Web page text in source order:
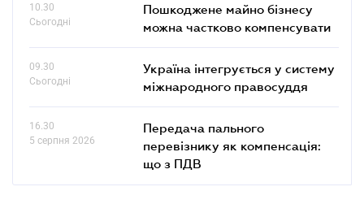
10.30
Сьогодні
Пошкоджене майно бізнесу
можна частково компенсувати
09.30
Сьогодні
Україна інтегрується у систему
міжнародного правосуддя
16.30
5 серпня 2026
Передача пального
перевізнику як компенсація:
що з ПДВ